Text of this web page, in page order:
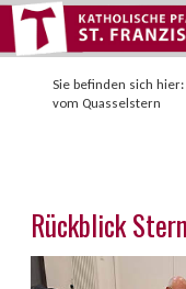
Sie befinden sich hier:
vom Quasselstern
Rückblick